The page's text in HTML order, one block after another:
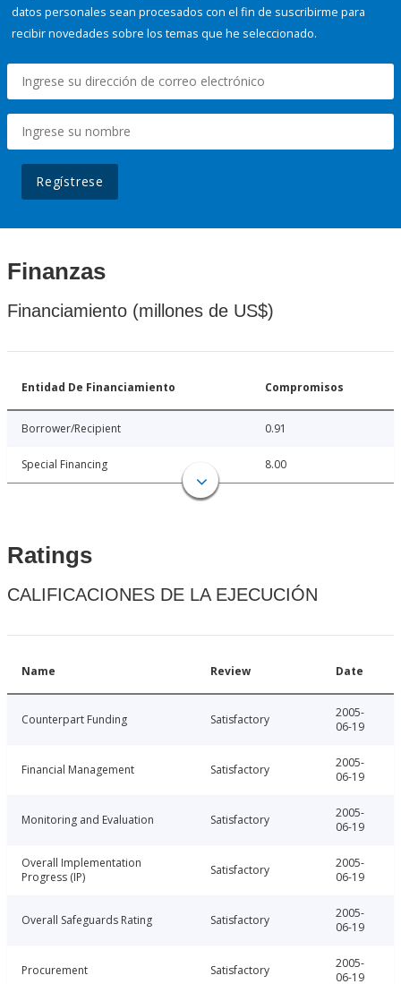
datos personales sean procesados con el fin de suscribirme para
recibir novedades sobre los temas que he seleccionado.
Regístrese
Finanzas
Financiamiento (millones de US$)
Entidad De Financiamiento Compromisos
Borrower/Recipient 0.91
Special Financing 8.00
Ratings
CALIFICACIONES DE LA EJECUCIÓN
Name Review Date
Counterpart Funding Satisfactory
2005-
06-19
Financial Management Satisfactory
2005-
06-19
Monitoring and Evaluation Satisfactory
2005-
06-19
Overall Implementation
Progress (IP)
Satisfactory
2005-
06-19
Overall Safeguards Rating Satisfactory
2005-
06-19
Procurement Satisfactory
2005-
06-19